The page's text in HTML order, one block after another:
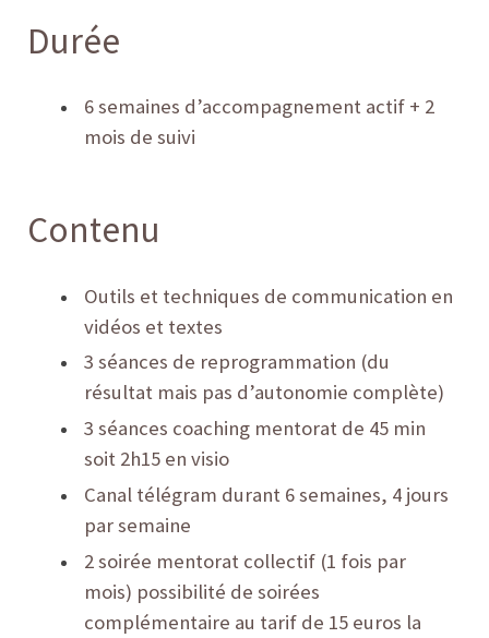
Durée
6 semaines d’accompagnement actif + 2
mois de suivi
Contenu
Outils et techniques de communication en
vidéos et textes
3 séances de reprogrammation (du
résultat mais pas d’autonomie complète)
3 séances coaching mentorat de 45 min
soit 2h15 en visio
Canal télégram durant 6 semaines, 4 jours
par semaine
2 soirée mentorat collectif (1 fois par
mois) possibilité de soirées
complémentaire au tarif de 15 euros la